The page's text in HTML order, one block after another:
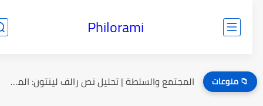
Philorami
📁 منوعات المجتمع والسلطة | تحليل نص رالف لينتون: المجتمع وإشباع الحاجات...